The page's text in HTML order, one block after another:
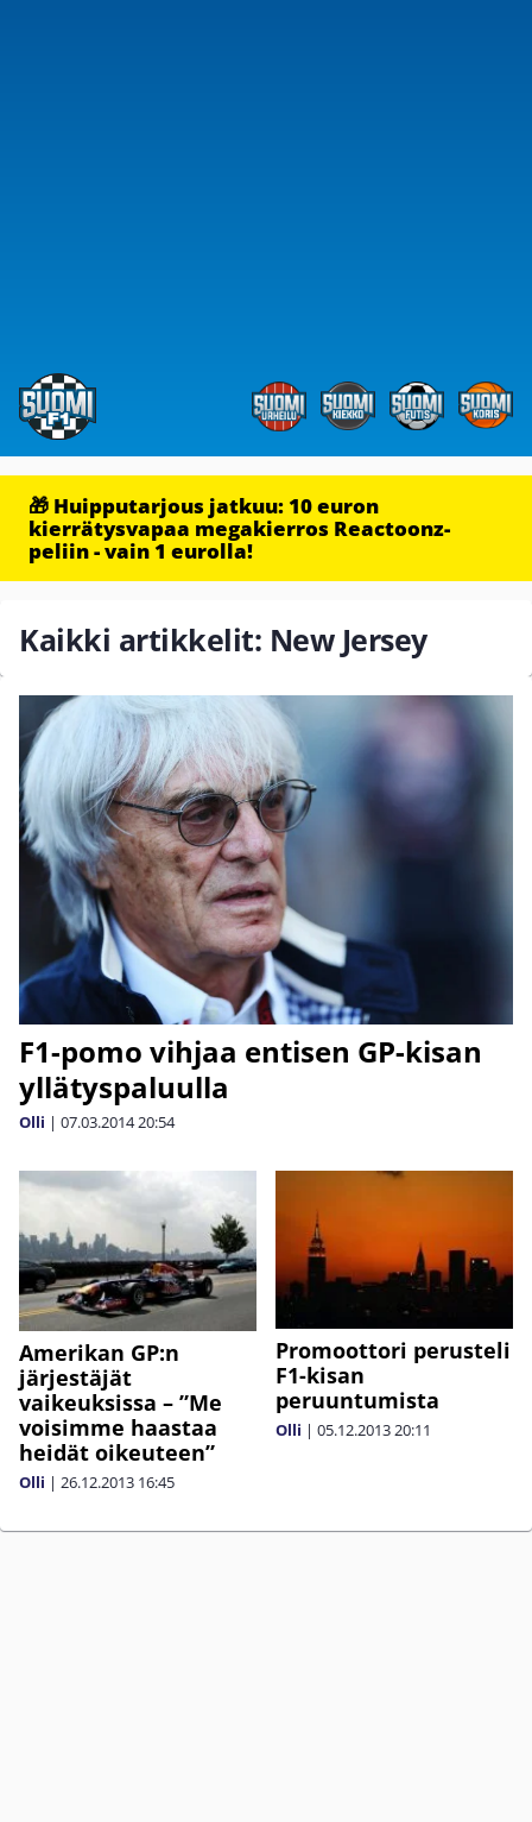
🎁 Huipputarjous jatkuu: 10 euron
kierrätysvapaa megakierros Reactoonz-
peliin - vain 1 eurolla!
Kaikki artikkelit: New Jersey
F1-pomo vihjaa entisen GP-kisan
yllätyspaluulla
Olli | 07.03.201420:54
Amerikan GP:n
järjestäjät
vaikeuksissa – ”Me
voisimme haastaa
heidät oikeuteen”
Olli | 26.12.2013 16:45
Promoottori perusteli
F1-kisan
peruuntumista
Olli | 05.12.201320:11